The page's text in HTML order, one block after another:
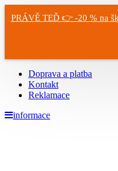
PRÁVĚ TEĎ 👉 -20 % na
Doprava a platba
Kontakt
Reklamace
informace